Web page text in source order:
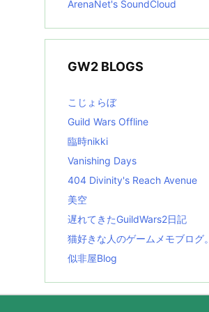
ArenaNet's SoundCloud
GW2 BLOGS
こじょらぼ
Guild Wars Offline
臨時nikki
Vanishing Days
404 Divinity's Reach Avenue
美空
遅れてきたGuildWars2日記
猫好きな人のゲームメモブログ。
似非屋Blog